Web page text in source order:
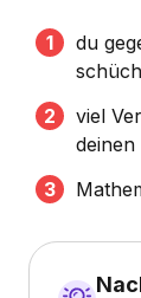
du
viel